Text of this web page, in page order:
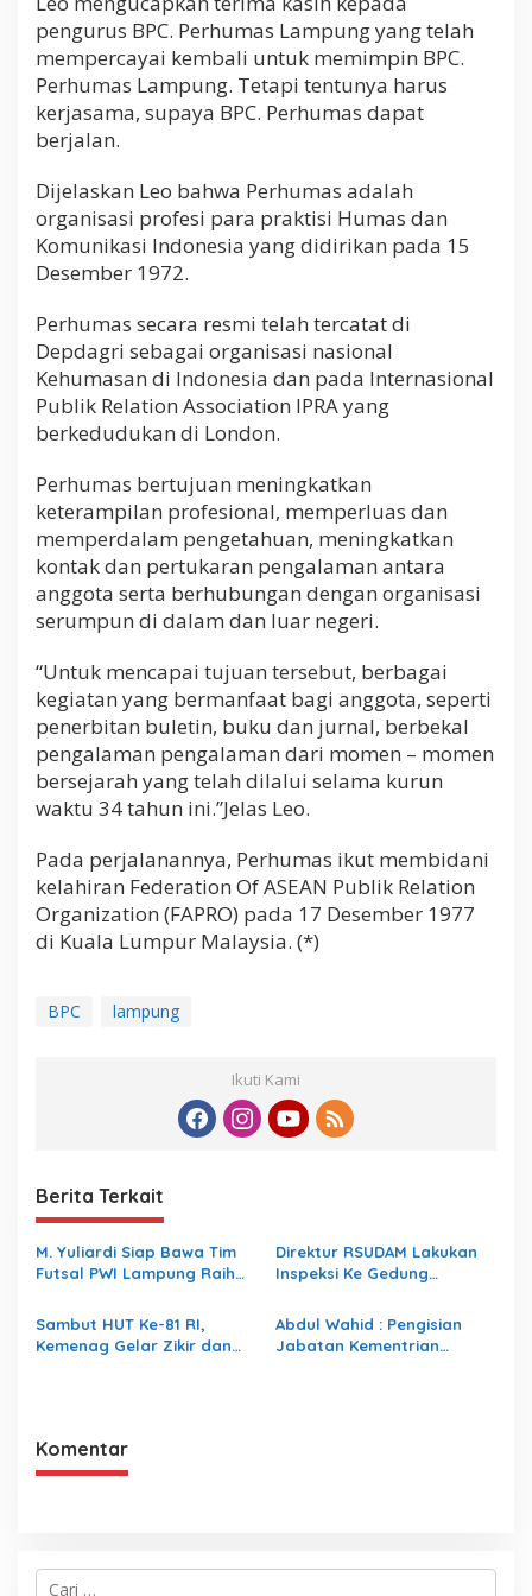
pengurus BPC. Perhumas Lampung yang telah
mempercayai kembali untuk memimpin BPC.
Perhumas Lampung. Tetapi tentunya harus
kerjasama, supaya BPC. Perhumas dapat
berjalan.
Dijelaskan Leo bahwa Perhumas adalah
organisasi profesi para praktisi Humas dan
Komunikasi Indonesia yang didirikan pada 15
Desember 1972.
Perhumas secara resmi telah tercatat di
Depdagri sebagai organisasi nasional
Kehumasan di Indonesia dan pada Internasional
Publik Relation Association IPRA yang
berkedudukan di London.
Perhumas bertujuan meningkatkan
keterampilan profesional, memperluas dan
memperdalam pengetahuan, meningkatkan
kontak dan pertukaran pengalaman antara
anggota serta berhubungan dengan organisasi
serumpun di dalam dan luar negeri.
“Untuk mencapai tujuan tersebut, berbagai
kegiatan yang bermanfaat bagi anggota, seperti
penerbitan buletin, buku dan jurnal, berbekal
pengalaman pengalaman dari momen – momen
bersejarah yang telah dilalui selama kurun
waktu 34 tahun ini.”Jelas Leo.
Pada perjalanannya, Perhumas ikut membidani
kelahiran Federation Of ASEAN Publik Relation
Organization (FAPRO) pada 17 Desember 1977
di Kuala Lumpur Malaysia. (*)
BPC lampung
Ikuti Kami
Berita Terkait
M. Yuliardi Siap Bawa Tim
Futsal PWI Lampung Raih
Porwanas 2027
Direktur RSUDAM Lakukan
Inspeksi Ke Gedung
Sambut HUT Ke-81 RI,
Kemenag Gelar Zikir dan
Abdul Wahid : Pengisian
Jabatan Kementrian
Komentar
C